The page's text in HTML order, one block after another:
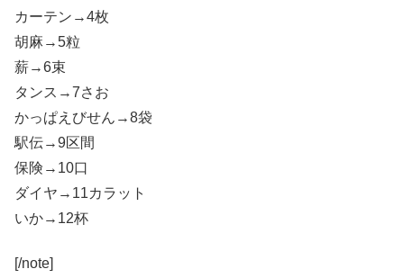
カーテン→4枚
胡麻→5粒
薪→6束
タンス→7さお
かっぱえびせん→8袋
駅伝→9区間
保険→10口
ダイヤ→11カラット
いか→12杯
[/note]